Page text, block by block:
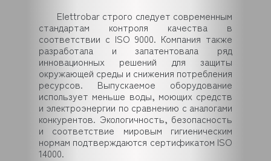
Elettrobar строго следует современным
стандартам контроля качества в
соответствии с ISO 9000. Компания также
разработала и запатентовала ряд
инновационных решений для защиты
окружающей среды и снижения потребления
ресурсов. Выпускаемое оборудование
использует меньше воды, моющих средств
и электроэнергии по сравнению с аналогами
конкурентов. Экологичность, безопасность
и соответствие мировым гигиеническим
нормам подтверждаются сертификатом ISO
14000.